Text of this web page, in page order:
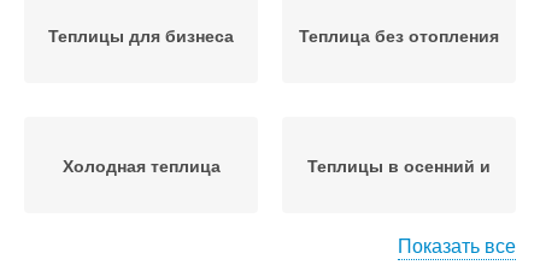
Теплицы для бизнеса Теплица без отопления
Холодная теплица Теплицы в осенний и
Показать все